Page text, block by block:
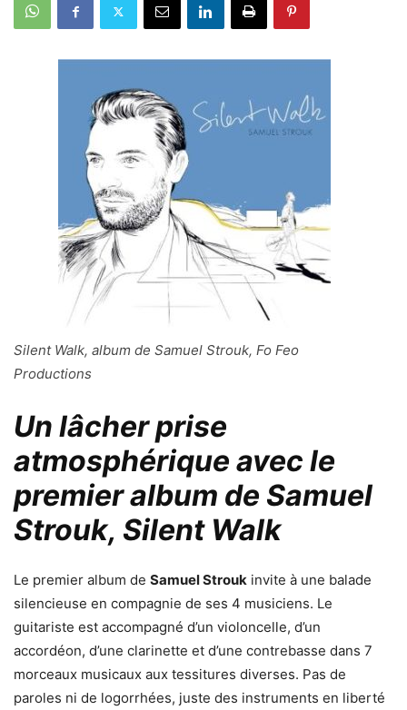
Silent Walk, album de Samuel Strouk, Fo Feo
Productions
Un lâcher prise
atmosphérique avec le
premier album de Samuel
Strouk, Silent Walk
Le premier album de Samuel Strouk invite à une balade
silencieuse en compagnie de ses 4 musiciens. Le
guitariste est accompagné d’un violoncelle, d’un
accordéon, d’une clarinette et d’une contrebasse dans 7
morceaux musicaux aux tessitures diverses. Pas de
paroles ni de logorrhées, juste des instruments en liberté